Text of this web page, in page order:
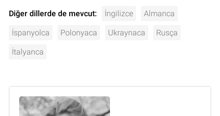
Diğer dillerde de mevcut: İngilizce Almanca
İspanyolca Polonyaca Ukraynaca Rusça
İtalyanca